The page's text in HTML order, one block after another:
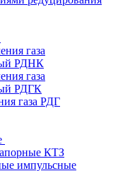
газа
РДНК
газа
РДГК
газа РДГ
КТЗ
импульсные